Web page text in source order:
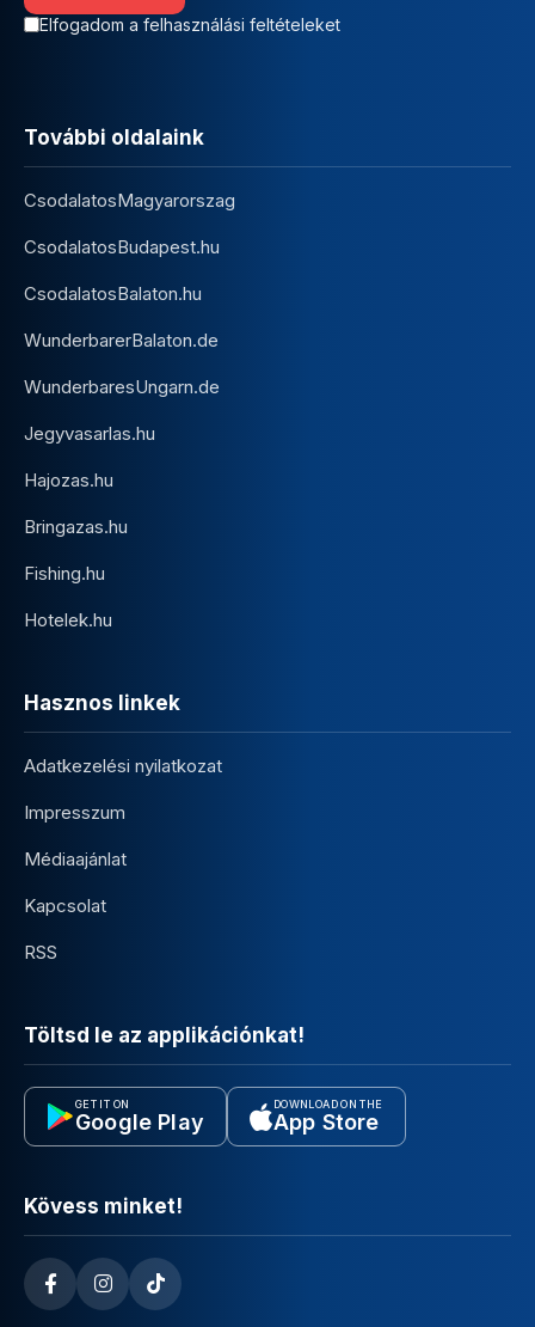
Elfogadom a felhasználási feltételeket
További oldalaink
CsodalatosMagyarorszag
CsodalatosBudapest.hu
CsodalatosBalaton.hu
WunderbarerBalaton.de
WunderbaresUngarn.de
Jegyvasarlas.hu
Hajozas.hu
Bringazas.hu
Fishing.hu
Hotelek.hu
Hasznos linkek
Adatkezelési nyilatkozat
Impresszum
Médiaajánlat
Kapcsolat
RSS
Töltsd le az applikációnkat!
GET IT ON
Google Play
DOWNLOAD ON THE
App Store
Kövess minket!